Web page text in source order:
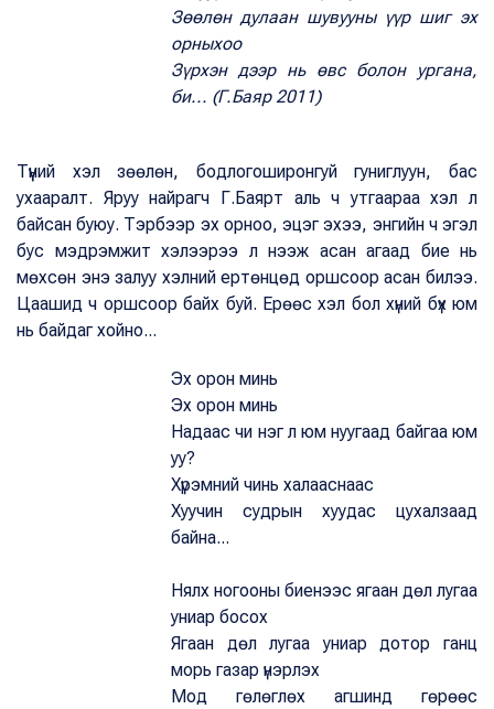
Зөөлөн дулаан шувууны үүр шиг эх
орныхоо
Зүрхэн дээр нь өвс болон ургана,
би... (Г.Баяр 2011)
Түүний хэл зөөлөн, бодлогоширонгуй гуниглуун, бас
ухааралт. Яруу найрагч Г.Баярт аль ч утгаараа хэл л
байсан буюу. Тэрбээр эх орноо, эцэг эхээ, энгийн ч эгэл
бус мэдрэмжит хэлээрээ л нээж асан агаад бие нь
мөхсөн энэ залуу хэлний ертөнцөд оршсоор асан билээ.
Цаашид ч оршсоор байх буй. Ерөөс хэл бол хүний бүх юм
нь байдаг хойно...
Эх орон минь
Эх орон минь
Надаас чи нэг л юм нуугаад байгаа юм
уу?
Хүрэмний чинь халааснаас
Хуучин судрын хуудас цухалзаад
байна...
Нялх ногооны биенээс ягаан дөл лугаа
униар босох
Ягаан дөл лугаа униар дотор ганц
морь газар үнэрлэх
Мод гөлөглөх агшинд гөрөөс